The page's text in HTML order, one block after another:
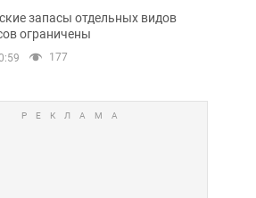
запасы отдельных видов
ограничены
177